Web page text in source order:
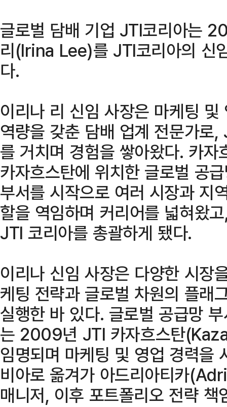
글로벌 담배 기업 JTI코리아는
리(Irina Lee)를 JTI코리아의 신
다.
이리나 리 신임 사장은 마케팅
역량을 갖춘 담배 업계 전문가
를 거치며 경험을 쌓아왔다. 카
카자흐스탄에 위치한 글로벌
부서를 시작으로 여러 시장과 지
할을 역임하며 커리어를 넓혀왔
JTI 코리아를 총괄하게 됐다.
이리나 신임 사장은 다양한 시장
케팅 전략과 글로벌 차원의 플래
실행한 바 있다. 글로벌 공급망
는 2009년 JTI 카자흐스탄
임명되며 마케팅 및 영업 경력을
비아로 옮겨가 아드리아티카
매니저, 이후 포트폴리오 전략 책